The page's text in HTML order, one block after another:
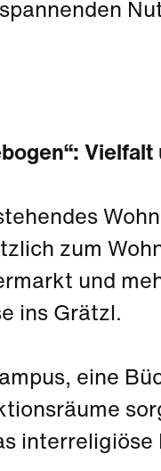
zum
und
ins Grätzl.
eine
interreligiöse